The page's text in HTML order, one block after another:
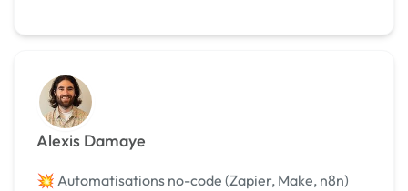
Alexis Damaye
💥 Automatisations no-code (Zapier, Make, n8n)